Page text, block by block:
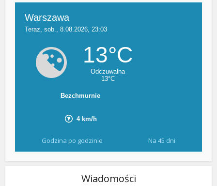
Godzina po godzinie Na 45 dni
Wiadomości